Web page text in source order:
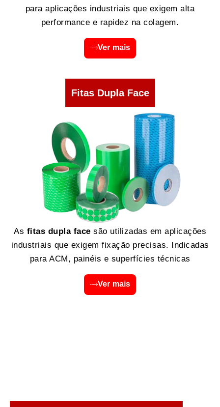
para aplicações industriais que exigem alta
performance e rapidez na colagem.
Ver mais
Fitas Dupla Face
As fitas dupla face são utilizadas em aplicações
industriais que exigem fixação precisas. Indicadas
para ACM, painéis e superfícies técnicas
Ver mais